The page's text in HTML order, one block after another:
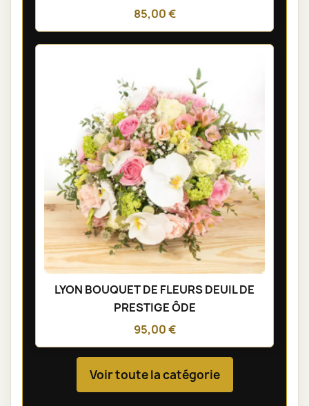
85,00 €
LYON BOUQUET DE FLEURS DEUIL DE
PRESTIGE ÔDE
95,00 €
Voir toute la catégorie